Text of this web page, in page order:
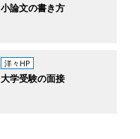
小論文の書き方
洋々HP
大学受験の面接